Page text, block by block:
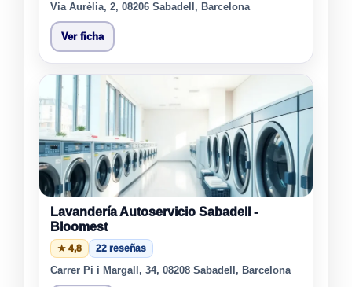
Via Aurèlia, 2, 08206 Sabadell, Barcelona
Ver ficha
Lavandería Autoservicio Sabadell -
Bloomest
★ 4,8 22 reseñas
Carrer Pi i Margall, 34, 08208 Sabadell, Barcelona